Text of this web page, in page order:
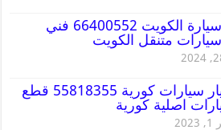
تظليل سيارة الكويت 66400552 فني
متنقل الكويت
قطع غيار سيارات كورية 55818355 قطع
اصلية كورية